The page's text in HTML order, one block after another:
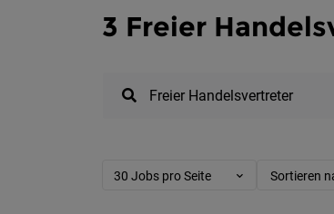
3 Freier
30 Jobs pro Seite Sortieren